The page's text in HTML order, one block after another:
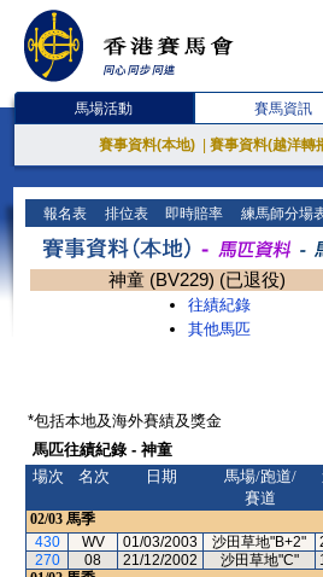
馬場活動 賽馬資訊
賽事資料(本地) 賽事資料(越洋轉
報名表 排位表 即時賠率 練馬師分場
神童 (BV229) (已退役)
往績紀錄
其他馬匹
*包括本地及海外賽績及獎金
馬匹往績紀錄 - 神童
場次
名次 日期
馬場/跑道/
賽道
02/03 馬季
430
WV 01/03/2003 沙田草地"B+2"
270
08 21/12/2002 沙田草地"C"